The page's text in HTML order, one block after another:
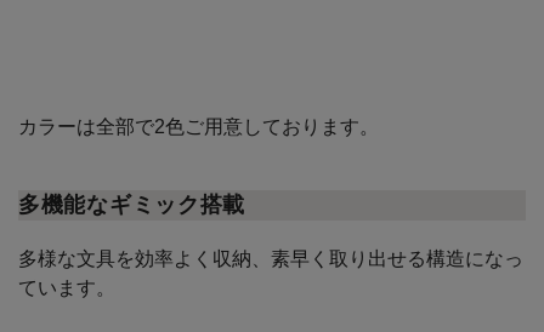
カラーは全部で2色ご用意しております。
多機能なギミック搭載
多様な文具を効率よく収納、素早く取り出せる構造になっ
ています。